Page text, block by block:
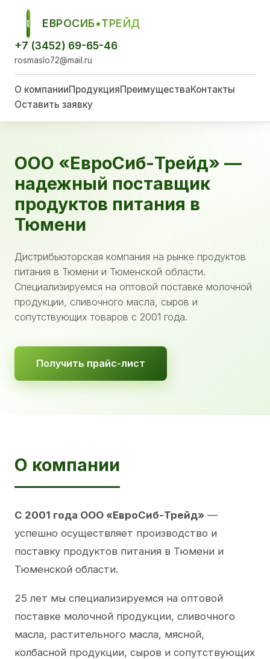
ЕСТ
ЕВРОСИБ•ТРЕЙД
+7 (3452) 69-65-46
rosmaslo72@mail.ru
О компанииПродукцияПреимуществаКонтакты
Оставить заявку
ООО «ЕвроСиб-Трейд» —
надежный поставщик
продуктов питания в
Тюмени
Дистрибьюторская компания на рынке продуктов
питания в Тюмени и Тюменской области.
Специализируемся на оптовой поставке молочной
продукции, сливочного масла, сыров и
сопутствующих товаров с 2001 года.
Получить прайс-лист
О компании
С 2001 года ООО «ЕвроСиб-Трейд» —
успешно осуществляет производство и
поставку продуктов питания в Тюмени и
Тюменской области.
25 лет мы специализируемся на оптовой
поставке молочной продукции, сливочного
масла, растительного масла, мясной,
колбасной продукции, сыров и сопутствующих